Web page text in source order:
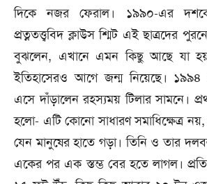
দিকে নজর ফেরাল। ১৯৯০-এর
প্রত্নতত্ত্ববিদ ক্লাউস শ্মিট এই ছাত্রদের
বুঝলেন, এখানে এমন কিছু আছে যা
ইতিহাসেরও আগে জন্ম নিয়েছে। ১৯৯৪
এসে দাঁড়ালেন রহস্যময় টিলার সামনে।
হলো- এটি কোনো সাধারণ সমাধিক্ষেত্র
যেন মানুষের হাতে গড়া। তিনি ও তার
একের পর এক স্তম্ভ বের হতে লাগল।